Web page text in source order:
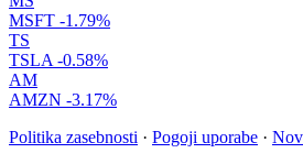
MSFT -1.79%
TS
TSLA -0.58%
AM
AMZN -3.17%
Politika zasebnosti · Pogoji uporabe ·